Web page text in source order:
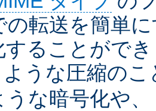
の転送を簡単
することがで
うな圧縮の
うな暗号化や